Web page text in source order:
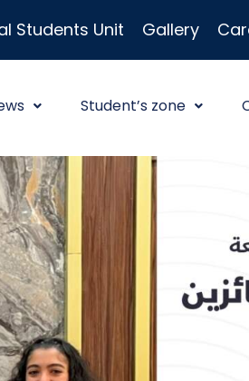
Students Unit Gallery
Student’s zone